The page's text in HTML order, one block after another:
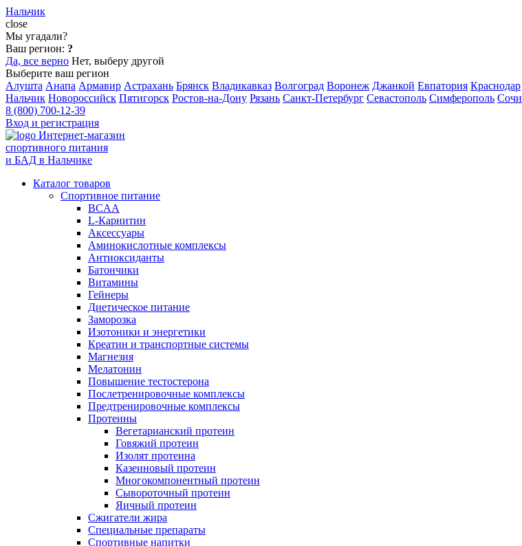
Нальчик
close
Мы угадали?
Ваш регион: ?
Да, все верно Нет, выберу другой
Выберите ваш регион
Алушта Анапа Армавир Астрахань Брянск Владикавказ Волгоград Воронеж Джанкой Евпатория Краснодар
Нальчик Новороссийск Пятигорск Ростов-на-Дону Рязань Санкт-Петербург Севастополь Симферополь Сочи
8 (800) 700-12-39
Вход и регистрация
Интернет-магазин
спортивного питания
и БАД в Нальчике
Каталог товаров
Спортивное питание
BCAA
L-Карнитин
Аксессуары
Аминокислотные комплексы
Антиоксиданты
Батончики
Витамины
Гейнеры
Диетическое питание
Заморозка
Изотоники и энергетики
Креатин и транспортные системы
Магнезия
Мелатонин
Повышение тестостерона
Послетренировочные комплексы
Предтренировочные комплексы
Протеины
Вегетарианский протеин
Говяжий протеин
Изолят протеина
Казеиновый протеин
Многокомпонентный протеин
Сывороточный протеин
Яичный протеин
Сжигатели жира
Специальные препараты
Спортивные напитки